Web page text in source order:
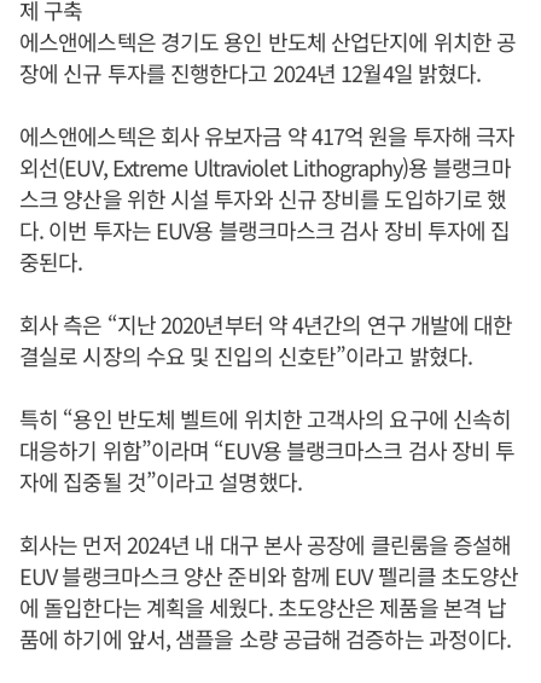
제 구축
에스앤에스텍은 경기도 용인 반도체 산업단지에 위치한 공
장에 신규 투자를 진행한다고 2024년 12월4일 밝혔다.
에스앤에스텍은 회사 유보자금 약 417억 원을 투자해 극자
외선(EUV, Extreme Ultraviolet Lithography)용 블랭크마
스크 양산을 위한 시설 투자와 신규 장비를 도입하기로 했
다. 이번 투자는 EUV용 블랭크마스크 검사 장비 투자에 집
중된다.
회사 측은 “지난 2020년부터 약 4년간의 연구 개발에 대한
결실로 시장의 수요 및 진입의 신호탄”이라고 밝혔다.
특히 “용인 반도체 벨트에 위치한 고객사의 요구에 신속히
대응하기 위함”이라며 “EUV용 블랭크마스크 검사 장비 투
자에 집중될 것”이라고 설명했다.
회사는 먼저 2024년 내 대구 본사 공장에 클린룸을 증설해
EUV 블랭크마스크 양산 준비와 함께 EUV 펠리클 초도양산
에 돌입한다는 계획을 세웠다. 초도양산은 제품을 본격 납
품에 하기에 앞서, 샘플을 소량 공급해 검증하는 과정이다.